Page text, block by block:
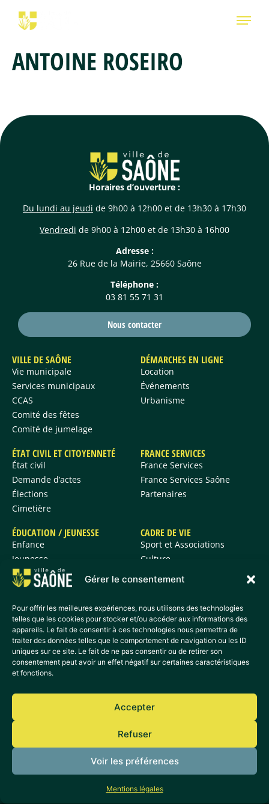
Gérer le consentement
Pour offrir les meilleures expériences, nous utilisons des technologies
telles que les cookies pour stocker et/ou accéder aux informations des
appareils. Le fait de consentir à ces technologies nous permettra de
traiter des données telles que le comportement de navigation ou les ID
uniques sur ce site. Le fait de ne pas consentir ou de retirer son
consentement peut avoir un effet négatif sur certaines caractéristiques
et fonctions.
Accepter
Refuser
Voir les préférences
Mentions légales
ANTOINE ROSEIRO
Horaires d’ouverture :
Du lundi au jeudi de 9h00 à 12h00 et de 13h30 à 17h30
Vendredi de 9h00 à 12h00 et de 13h30 à 16h00
Adresse :
26 Rue de la Mairie, 25660 Saône
Téléphone :
03 81 55 71 31
Nous contacter
VILLE DE SAÔNE
Vie municipale
Services municipaux
CCAS
Comité des fêtes
Comité de jumelage
DÉMARCHES EN LIGNE
Location
Événements
Urbanisme
ÉTAT CIVIL ET CITOYENNETÉ
État civil
Demande d’actes
Élections
Cimetière
FRANCE SERVICES
France Services
France Services Saône
Partenaires
ÉDUCATION / JEUNESSE
Enfance
Jeunesse
CADRE DE VIE
Sport et Associations
Culture
Histoire et patrimoine
ACCÈS DIRECTS
Actualités
Agenda
Déchetterie
France Services
Transport
Sécurité et prévention
Mentions légales